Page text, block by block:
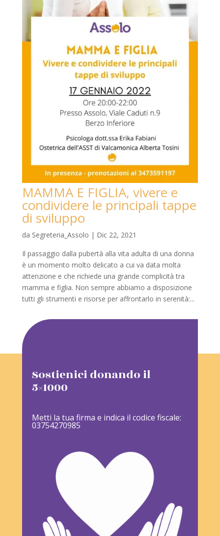
MAMMA E FIGLIA, vivere e
condividere le principali tappe
di sviluppo
da Segreteria_Assolo | Dic 22, 2021
Il passaggio dalla pubertà alla vita adulta di una donna
è un momento molto delicato a cui va data molta
attenzione e che richiede una grande complicità tra
mamma e figlia. Non sempre abbiamo a disposizione
tutti gli strumenti e risorse per affrontarlo in serenità:...
Sostienici donando il
5×1000
Metti la tua firma e indica il codice fiscale:
03754270985